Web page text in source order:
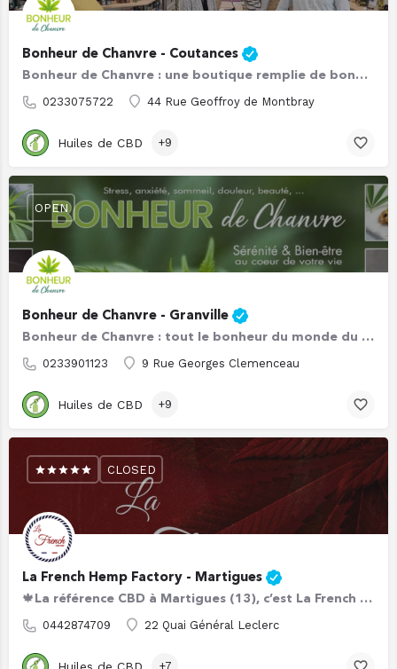
Bonheur de Chanvre - Coutances
Bonheur de Chanvre : une boutique remplie de bonheur ! 🌱 Bienvenue chez Bonheur de Chanvre à Coutances…
0233075722 44 Rue Geoffroy de Montbray
Huiles de CBD +9
Bonheur de Chanvre - Granville
Bonheur de Chanvre : tout le bonheur du monde du CBD se trouve à Granville ! 🌱 Vous habitez en Normandie ?…
0233901123 9 Rue Georges Clemenceau
OPEN
Huiles de CBD +9
La French Hemp Factory - Martigues
🍁La référence CBD à Martigues (13), c’est La French Hemp Factory ! Martégaux et Martégales, notez cette…
0442874709 22 Quai Général Leclerc
CLOSED
Huiles de CBD +7